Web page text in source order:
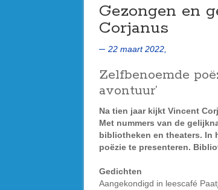
Gezongen en
Corjanus
22 maart 2022,
Zelfbenoemde
avontuur’
Na tien jaar kijkt Vincent
Met nummers van de
bibliotheken en theaters. In
poëzie te presenteren.
Gedichten
Aangekondigd in leescafé